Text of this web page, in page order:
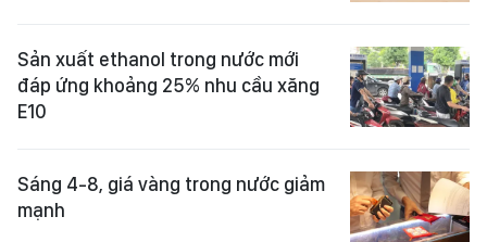
Sản xuất ethanol trong nước mới
đáp ứng khoảng 25% nhu cầu xăng
E10
Sáng 4-8, giá vàng trong nước giảm
mạnh